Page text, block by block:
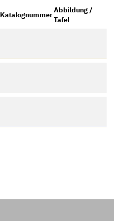
Katalognummer
Abbildung /
Tafel